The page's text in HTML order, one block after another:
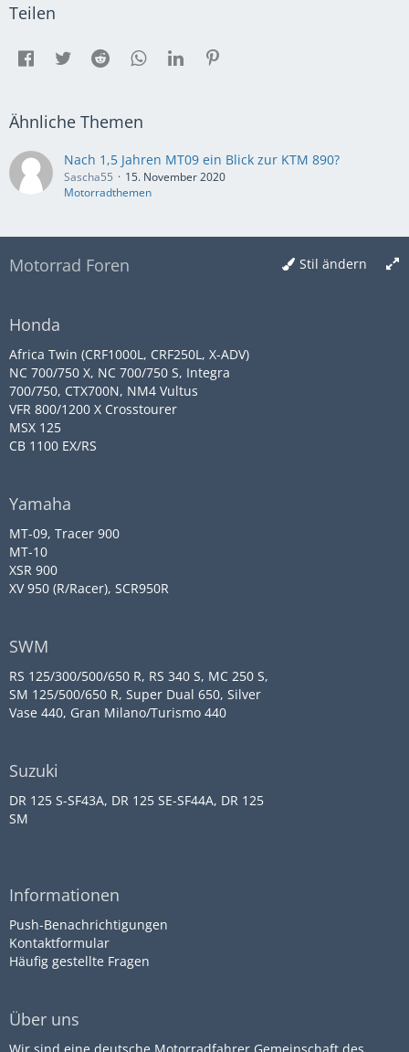
Teilen
Ähnliche Themen
Nach 1,5 Jahren MT09 ein Blick zur KTM 890?
Sascha55
15. November 2020
Motorradthemen
Stil ändern
Motorrad Foren
Honda
Africa Twin (CRF1000L, CRF250L, X-ADV)
NC 700/750 X, NC 700/750 S, Integra
700/750, CTX700N, NM4 Vultus
VFR 800/1200 X Crosstourer
MSX 125
CB 1100 EX/RS
Yamaha
MT-09, Tracer 900
MT-10
XSR 900
XV 950 (R/Racer), SCR950R
SWM
RS 125/300/500/650 R, RS 340 S, MC 250 S,
SM 125/500/650 R, Super Dual 650, Silver
Vase 440, Gran Milano/Turismo 440
Suzuki
DR 125 S-SF43A, DR 125 SE-SF44A, DR 125
SM
Informationen
Push-Benachrichtigungen
Kontaktformular
Häufig gestellte Fragen
Über uns